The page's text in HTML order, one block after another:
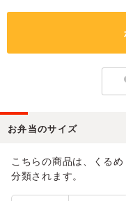
お弁当のサイズ
こちらの商品は、くる
分類されます。